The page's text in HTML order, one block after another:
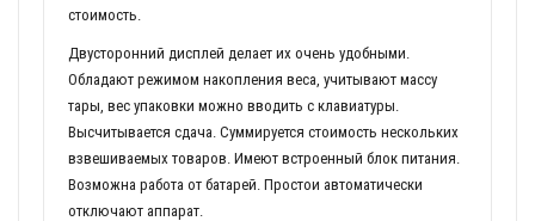
стоимость.
Двусторонний дисплей делает их очень удобными.
Обладают режимом накопления веса, учитывают массу
тары, вес упаковки можно вводить с клавиатуры.
Высчитывается сдача. Суммируется стоимость нескольких
взвешиваемых товаров. Имеют встроенный блок питания.
Возможна работа от батарей. Простои автоматически
отключают аппарат.